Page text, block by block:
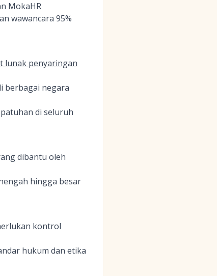
MokaHR
wawancara 95%
lunak penyaringan
berbagai negara
di seluruh
dibantu oleh
hingga besar
kontrol
hukum dan etika